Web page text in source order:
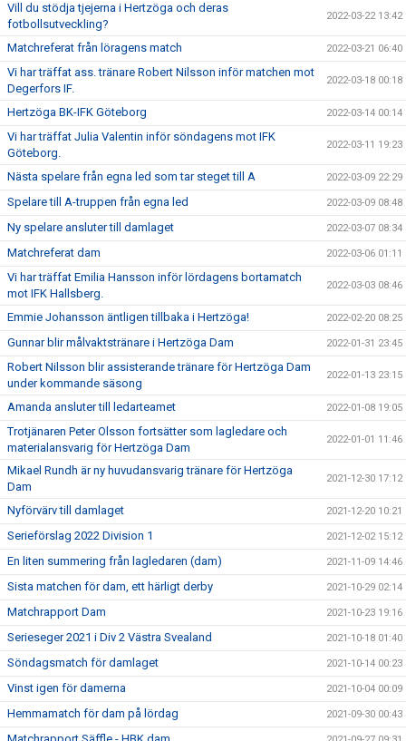
Vill du stödja tjejerna i Hertzöga och deras
fotbollsutveckling?
2022-03-22 13:42
Matchreferat från löragens match 2022-03-21 06:40
Vi har träffat ass. tränare Robert Nilsson inför matchen mot
Degerfors IF.
2022-03-18 00:18
Hertzöga BK-IFK Göteborg 2022-03-14 00:14
Vi har träffat Julia Valentin inför söndagens mot IFK
Göteborg.
2022-03-11 19:23
Nästa spelare från egna led som tar steget till A 2022-03-09 22:29
Spelare till A-truppen från egna led 2022-03-09 08:48
Ny spelare ansluter till damlaget 2022-03-07 08:34
Matchreferat dam 2022-03-06 01:11
Vi har träffat Emilia Hansson inför lördagens bortamatch
mot IFK Hallsberg.
2022-03-03 08:46
Emmie Johansson äntligen tillbaka i Hertzöga! 2022-02-20 08:25
Gunnar blir målvaktstränare i Hertzöga Dam 2022-01-31 23:45
Robert Nilsson blir assisterande tränare för Hertzöga Dam
under kommande säsong
2022-01-13 23:15
Amanda ansluter till ledarteamet 2022-01-08 19:05
Trotjänaren Peter Olsson fortsätter som lagledare och
materialansvarig för Hertzöga Dam
2022-01-01 11:46
Mikael Rundh är ny huvudansvarig tränare för Hertzöga
Dam
2021-12-30 17:12
Nyförvärv till damlaget 2021-12-20 10:21
Serieförslag 2022 Division 1 2021-12-02 15:12
En liten summering från lagledaren (dam) 2021-11-09 14:46
Sista matchen för dam, ett härligt derby 2021-10-29 02:14
Matchrapport Dam 2021-10-23 19:16
Serieseger 2021 i Div 2 Västra Svealand 2021-10-18 01:40
Söndagsmatch för damlaget 2021-10-14 00:23
Vinst igen för damerna 2021-10-04 00:09
Hemmamatch för dam på lördag 2021-09-30 00:43